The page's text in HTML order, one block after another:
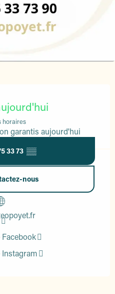
horaires
garantis aujourd'hui
33 73 ▒▒
nous
Facebook
Instagram